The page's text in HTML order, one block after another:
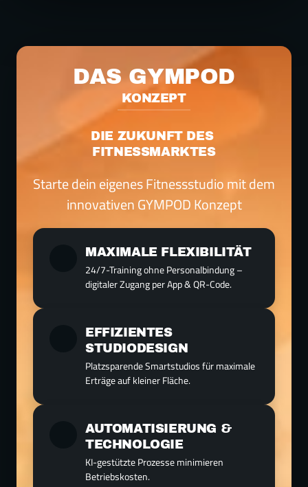
DAS GYMPOD
KONZEPT
DIE ZUKUNFT DES
FITNESSMARKTES
Starte dein eigenes Fitnessstudio mit dem
innovativen GYMPOD Konzept
MAXIMALE FLEXIBILITÄT
24/7-Training ohne Personalbindung –
EFFIZIENTES
STUDIODESIGN
Platzsparende Smartstudios für maximale
Erträge auf kleiner Fläche.
AUTOMATISIERUNG &
TECHNOLOGIE
KI-gestützte Prozesse minimieren
Betriebskosten.